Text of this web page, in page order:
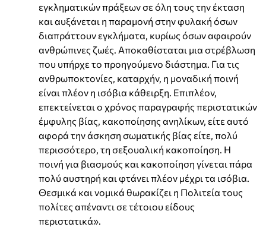
εγκληματικών πράξεων σε όλη τους την έκταση
και αυξάνεται η παραμονή στην φυλακή όσων
διαπράττουν εγκλήματα, κυρίως όσων αφαιρούν
ανθρώπινες ζωές. Αποκαθίσταται μια στρέβλωση
που υπήρχε το προηγούμενο διάστημα. Για τις
ανθρωποκτονίες, καταρχήν, η μοναδική ποινή
είναι πλέον η ισόβια κάθειρξη. Επιπλέον,
επεκτείνεται ο χρόνος παραγραφής περιστατικών
έμφυλης βίας, κακοποίησης ανηλίκων, είτε αυτό
αφορά την άσκηση σωματικής βίας είτε, πολύ
περισσότερο, τη σεξουαλική κακοποίηση. Η
ποινή για βιασμούς και κακοποίηση γίνεται πάρα
πολύ αυστηρή και φτάνει πλέον μέχρι τα ισόβια.
Θεσμικά και νομικά θωρακίζει η Πολιτεία τους
πολίτες απέναντι σε τέτοιου είδους
περιστατικά».